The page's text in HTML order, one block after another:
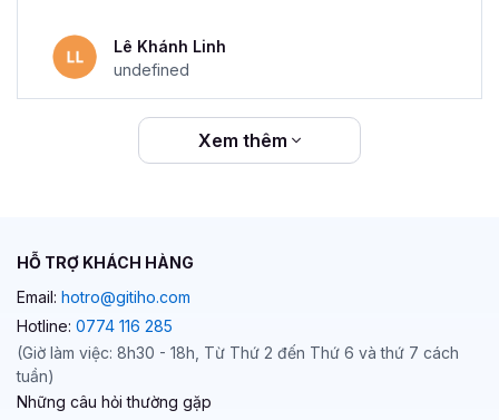
Lê Khánh Linh
undefined
Xem thêm
HỖ TRỢ KHÁCH HÀNG
Email: hotro@gitiho.com
Hotline: 0774 116 285
(Giờ làm việc: 8h30 - 18h, Từ Thứ 2 đến Thứ 6 và thứ 7 cách
tuần)
Những câu hỏi thường gặp